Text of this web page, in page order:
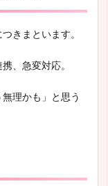
きまといます。
、急変対応。
理かも」と思う